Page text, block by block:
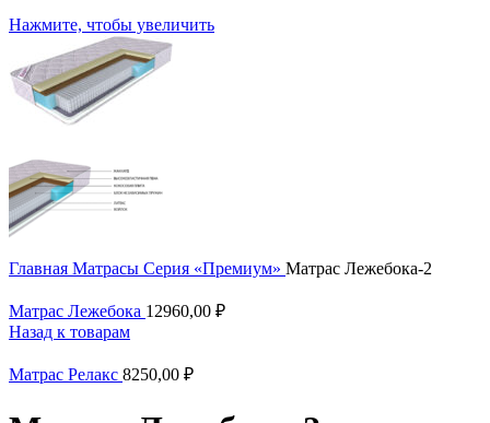
Нажмите, чтобы увеличить
Главная Матрасы Серия «Премиум» Матрас Лежебока-2
Матрас Лежебока 12960,00 ₽
Назад к товарам
Матрас Релакс 8250,00 ₽